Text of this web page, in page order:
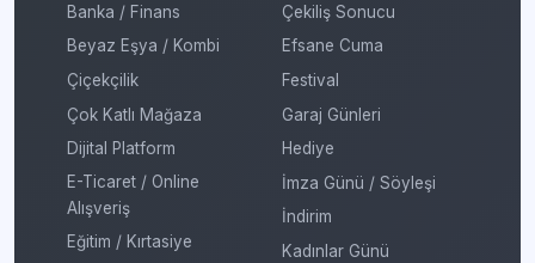
Banka / Finans
Beyaz Eşya / Kombi
Çiçekçilik
Çok Katlı Mağaza
Dijital Platform
E-Ticaret / Online
Alışveriş
Eğitim / Kırtasiye
Çekiliş Sonucu
Efsane Cuma
Festival
Garaj Günleri
Hediye
İmza Günü / Söyleşi
İndirim
Kadınlar Günü